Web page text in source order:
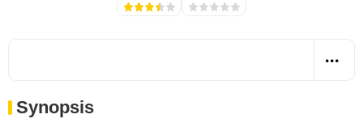
Synopsis